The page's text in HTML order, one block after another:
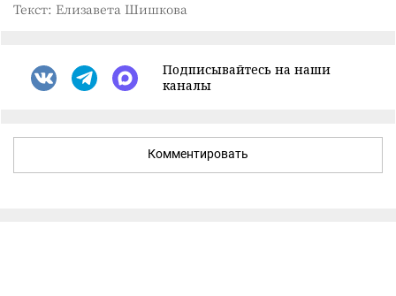
Текст: Елизавета Шишкова
Подписывайтесь на наши
каналы
Комментировать